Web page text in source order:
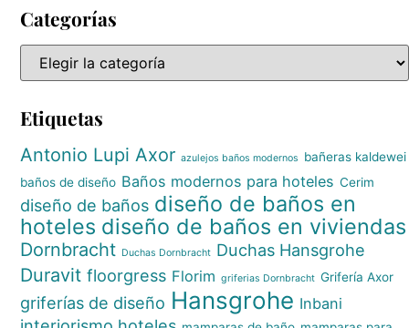
Categorías
Etiquetas
Antonio Lupi Axor azulejos baños modernos
bañeras kaldewei
baños de diseño Baños modernos para hoteles Cerim
diseño de baños diseño de baños en
hoteles diseño de baños en viviendas
Dornbracht Duchas Dornbracht Duchas Hansgrohe
Duravit floorgress Florim griferias Dornbracht Grifería Axor
griferías de diseño Hansgrohe Inbani